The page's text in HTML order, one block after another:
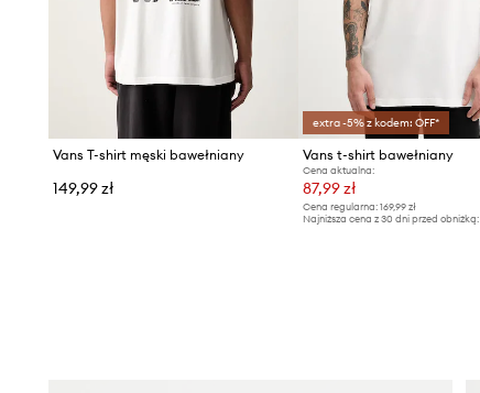
Vans T-shirt męski bawełniany
149,99 zł
extra -5% z kodem: OFF*
Vans t-shirt bawełniany
Cena aktualna:
87,99 zł
Cena regularna:169,99 zł
Najniższa cena z 30 dni przed obniżką: